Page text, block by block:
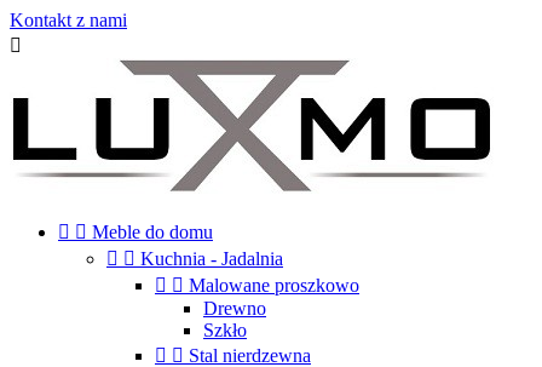
Kontakt z nami

  Meble do domu
  Kuchnia - Jadalnia
  Malowane proszkowo
Drewno
Szkło
  Stal nierdzewna